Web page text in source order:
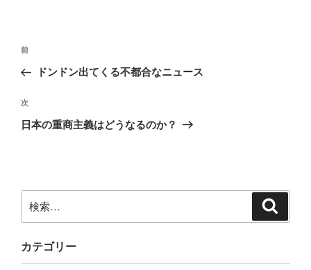
投
ナ
ビ
ゲ
ン
前
の
稿
前
ドンドン出てくる不都合なニュース
次
の
次
日本の重商主義はどうなるのか？
索:
カテゴリー